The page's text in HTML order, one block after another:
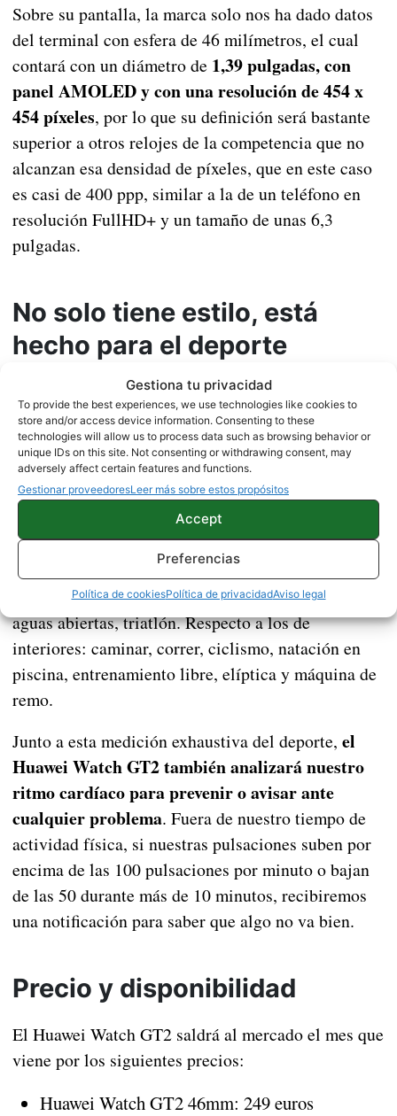
Gestiona tu privacidad
To provide the best experiences, we use technologies like cookies to
store and/or access device information. Consenting to these
technologies will allow us to process data such as browsing behavior or
unique IDs on this site. Not consenting or withdrawing consent, may
adversely affect certain features and functions.
Gestionar proveedoresLeer más sobre estos propósitos
Accept
Preferencias
Política de cookiesPolítica de privacidadAviso legal
Sobre su pantalla, la marca solo nos ha dado datos
del terminal con esfera de 46 milímetros, el cual
contará con un diámetro de 1,39 pulgadas, con
panel AMOLED y con una resolución de 454 x
454 píxeles, por lo que su definición será bastante
superior a otros relojes de la competencia que no
alcanzan esa densidad de píxeles, que en este caso
es casi de 400 ppp, similar a la de un teléfono en
resolución FullHD+ y un tamaño de unas 6,3
pulgadas.
No solo tiene estilo, está
hecho para el deporte
El diseño del Huawei Watch GT2 sin duda es uno
de sus apartados destacados, pues encaja
prácticamente en cualquier estilo de vestir, tanto
elegante como deportivo. Hablando de deporte, este
Huawei Watch GT2 cuenta con la posibilidad de
reconocer y medir 15 deportes diferentes. 8 de
ellos de exterior y los otros 7 de interior. Estos
deportes son los siguientes: correr, caminar,
escalar, correr por montaña, ciclismo, natación en
aguas abiertas, triatlón. Respecto a los de
interiores: caminar, correr, ciclismo, natación en
piscina, entrenamiento libre, elíptica y máquina de
remo.
Junto a esta medición exhaustiva del deporte, el
Huawei Watch GT2 también analizará nuestro
ritmo cardíaco para prevenir o avisar ante
cualquier problema. Fuera de nuestro tiempo de
actividad física, si nuestras pulsaciones suben por
encima de las 100 pulsaciones por minuto o bajan
de las 50 durante más de 10 minutos, recibiremos
una notificación para saber que algo no va bien.
Precio y disponibilidad
El Huawei Watch GT2 saldrá al mercado el mes que
viene por los siguientes precios:
Huawei Watch GT2 46mm: 249 euros